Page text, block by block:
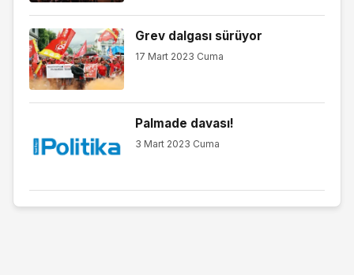
Grev dalgası sürüyor
17 Mart 2023 Cuma
Palmade davası!
3 Mart 2023 Cuma